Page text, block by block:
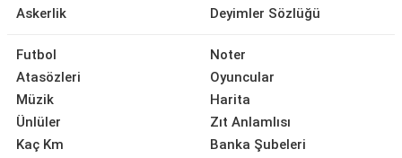
Askerlik
Deyimler Sözlüğü
Futbol
Atasözleri
Müzik
Ünlüler
Kaç Km
Noter
Oyuncular
Harita
Zıt Anlamlısı
Banka Şubeleri